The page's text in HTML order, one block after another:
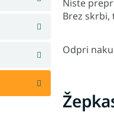
Niste
Brez skrbi,
Odpri